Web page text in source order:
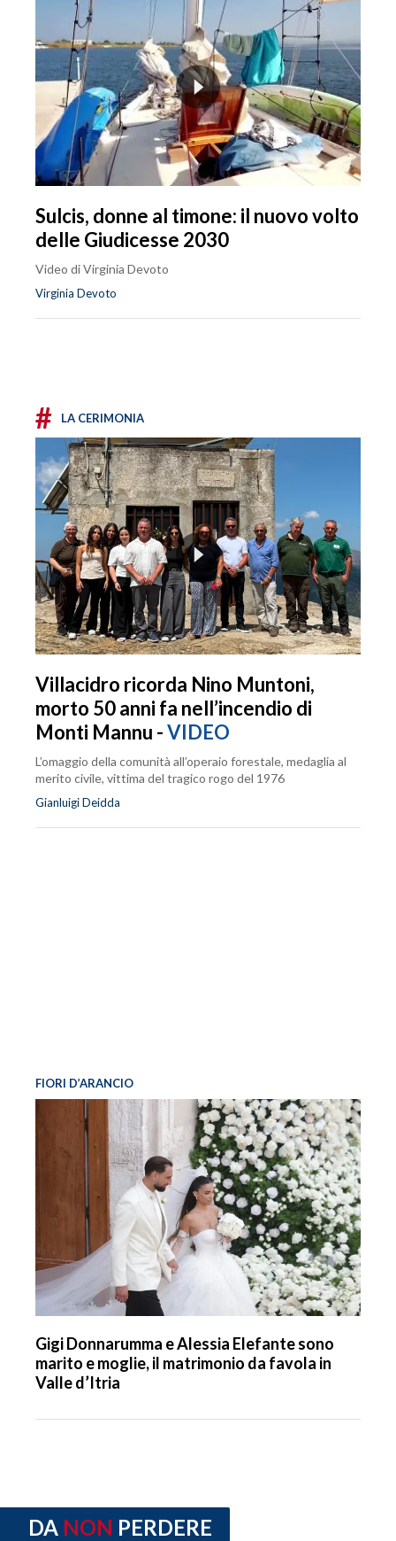
Sulcis, donne al timone: il nuovo volto
delle Giudicesse 2030
Video di Virginia Devoto
Virginia Devoto
# LA CERIMONIA
Villacidro ricorda Nino Muntoni,
morto 50 anni fa nell’incendio di
Monti Mannu -VIDEO
L’omaggio della comunità all’operaio forestale, medaglia al
merito civile, vittima del tragico rogo del 1976
Gianluigi Deidda
FIORI D’ARANCIO
Gigi Donnarumma e Alessia Elefante sono
marito e moglie, il matrimonio da favola in
Valle d’Itria
DA NON PERDERE